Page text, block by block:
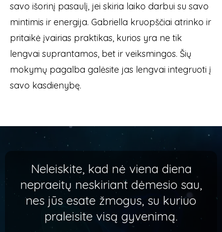
savo išorinį pasaulį, jei skiria laiko darbui su savo
mintimis ir energija. Gabriella kruopščiai atrinko ir
pritaikė įvairias praktikas, kurios yra ne tik
lengvai suprantamos, bet ir veiksmingos. Šių
mokymų pagalba galėsite jas lengvai integruoti į
savo kasdienybę.
Neleiskite, kad nė viena diena
nepraeitų neskiriant dėmesio sau,
nes jūs esate žmogus, su kuriuo
praleisite visą gyvenimą.